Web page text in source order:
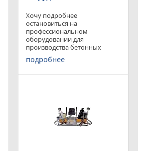
Хочу подробнее
остановиться на
профессиональном
оборудовании для
производства бетонных
работ, ибо к качеству
поверхности бетона в
широк. Это
подробнее